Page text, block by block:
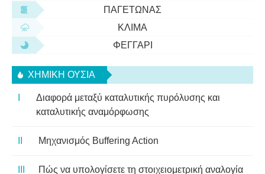
ΠΑΓΕΤΏΝΑΣ
ΚΛΊΜΑ
ΦΕΓΓΆΡΙ
ΧΗΜΙΚΉ ΟΥΣΊΑ
Διαφορά μεταξύ καταλυτικής πυρόλυσης και
καταλυτικής αναμόρφωσης
Μηχανισμός Buffering Action
Πώς να υπολογίσετε τη στοιχειομετρική αναλογία